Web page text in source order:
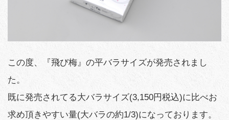
この度、『飛び梅』の平バラサイズが発売されまし
た。
既に発売されてる大バラサイズ(3,150円税込)に比べお
求め頂きやすい量(大バラの約1/3)になっております。